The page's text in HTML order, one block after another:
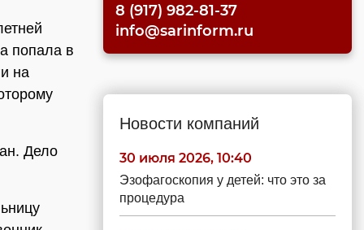
попала в
на
Дело
8 (917) 982-81-37
info@sarinform.ru
Новости компаний
30 июля 2026, 10:40
Эзофагоскопия у детей: что это за
процедура